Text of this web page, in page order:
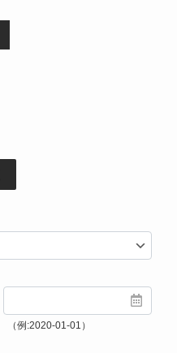
（例:2020-01-01）